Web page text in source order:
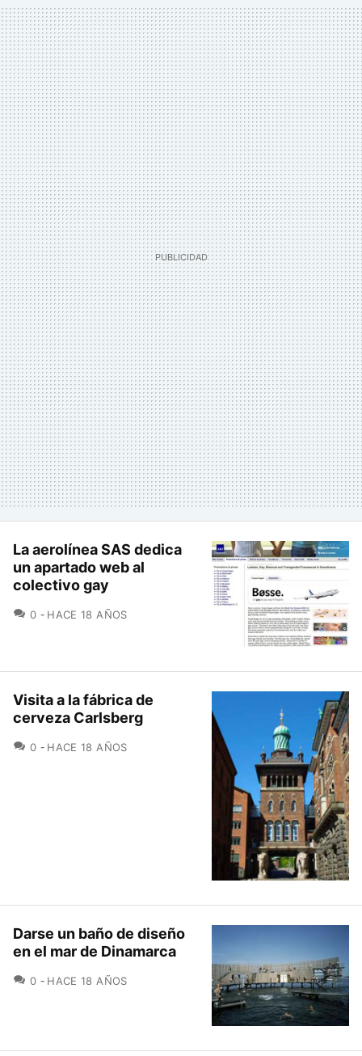
La aerolínea SAS dedica
un apartado web al
colectivo gay
0 COMENTARIOS
HACE 18 AÑOS
Visita a la fábrica de
cerveza Carlsberg
0 COMENTARIOS
HACE 18 AÑOS
Darse un baño de diseño
en el mar de Dinamarca
0 COMENTARIOS
HACE 18 AÑOS